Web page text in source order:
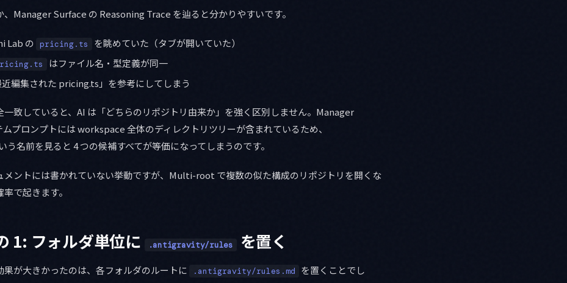
、Manager Surface の Reasoning Trace を辿ると分かりやすいです。
Lab の pricing.ts
を眺めていた（タブが開いていた）
はファイル名・型定義が同一
編集された pricing.ts」を参考にしてしまう
一致していると、AI は「どちらのリポジトリ由来か」を強く区別しません。Manager
プロンプトには workspace 全体のディレクトリツリーが含まれているため、
う名前を見ると 4 つの候補すべてが等価になってしまうのです。
メントには書かれていない挙動ですが、Multi-root で複数の似た構成のリポジトリを開くな
で起きます。
1: フォルダ単位に .antigravity/rules を置く
果が大きかったのは、各フォルダのルートに .antigravity/rules.md
を置くことでし